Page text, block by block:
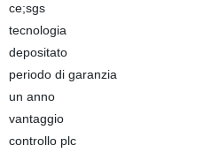
ce;sgs
tecnologia
depositato
periodo di garanzia
un anno
vantaggio
controllo plc